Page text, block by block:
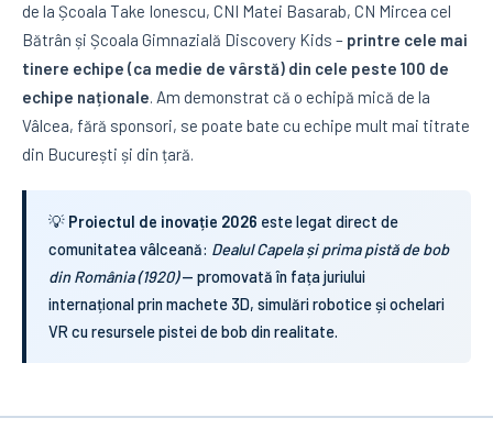
de la Școala Take Ionescu, CNI Matei Basarab, CN Mircea cel
Bătrân și Școala Gimnazială Discovery Kids – printre cele mai
tinere echipe (ca medie de vârstă) din cele peste 100 de
echipe naționale. Am demonstrat că o echipă mică de la
Vâlcea, fără sponsori, se poate bate cu echipe mult mai titrate
din București și din țară.
💡 Proiectul de inovație 2026 este legat direct de
comunitatea vâlceană: Dealul Capela și prima pistă de bob
din România (1920)— promovată în fața juriului
internațional prin machete 3D, simulări robotice și ochelari
VR cu resursele pistei de bob din realitate.